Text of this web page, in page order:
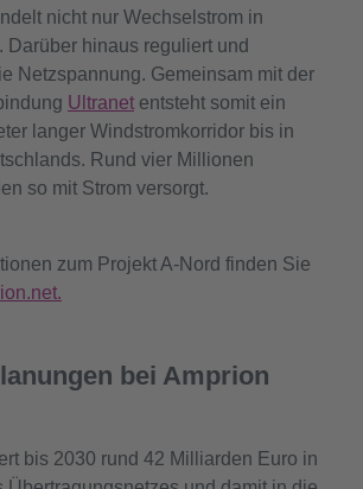
nicht nur Wechselstrom in
Darüber hinaus reguliert und
Netzspannung. Gemeinsam mit der
Ultranet entsteht somit ein
langer Windstromkorridor bis in
Rund vier Millionen
so mit Strom versorgt.
zum Projekt A-Nord finden Sie
bei Amprion
bis 2030 rund 42 Milliarden Euro in